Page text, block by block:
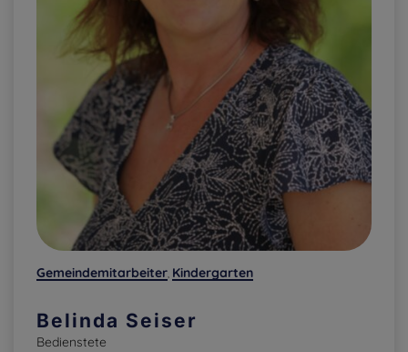
Gemeindemitarbeiter, Kindergarten
Belinda Seiser
Bedienstete